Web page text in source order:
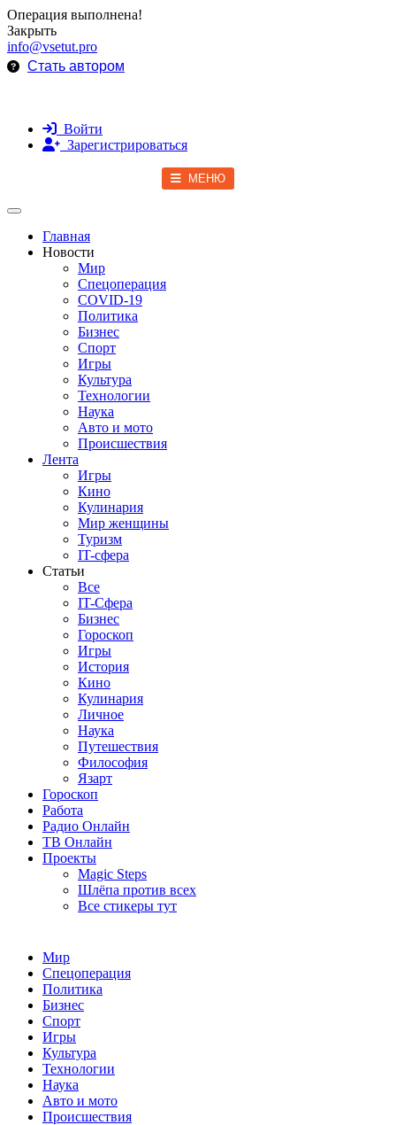
Операция выполнена!
Закрыть
info@vsetut.pro
Стать автором
Войти
Зарегистрироваться
МЕНЮ
Toggle navigation
Главная
Новости
Мир
Спецоперация
COVID-19
Политика
Бизнес
Спорт
Игры
Культура
Технологии
Наука
Авто и мото
Происшествия
Лента
Игры
Кино
Кулинария
Мир женщины
Туризм
IT-сфера
Статьи
Все
IT-Сфера
Бизнес
Гороскоп
Игры
История
Кино
Кулинария
Личное
Наука
Путешествия
Философия
Язарт
Гороскоп
Работа
Радио Онлайн
ТВ Онлайн
Проекты
Magic Steps
Шлёпа против всех
Все стикеры тут
Мир
Спецоперация
Политика
Бизнес
Спорт
Игры
Культура
Технологии
Наука
Авто и мото
Происшествия